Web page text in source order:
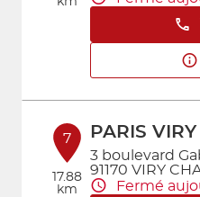
7
17.88
km
PARIS
3 boulevard
91170 VIRY
Fermé